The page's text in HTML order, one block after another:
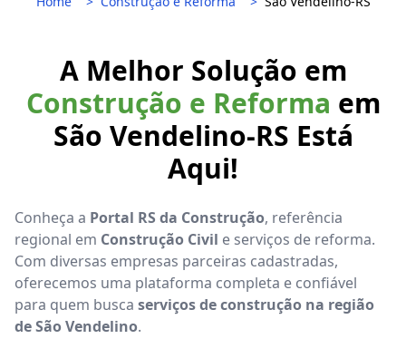
A Melhor Solução em
Construção e Reforma em
São Vendelino-RS Está
Aqui!
Conheça a Portal RS da Construção, referência
regional em Construção Civil e serviços de reforma.
Com diversas empresas parceiras cadastradas,
oferecemos uma plataforma completa e confiável
para quem busca serviços de construção na região
de São Vendelino.